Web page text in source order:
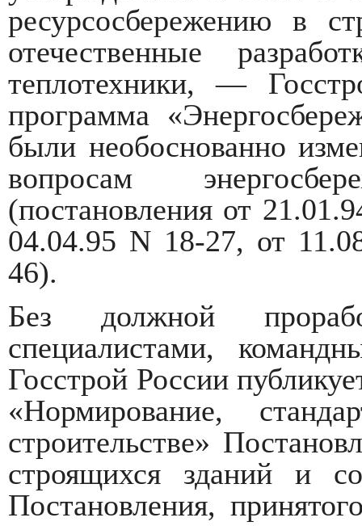
ресурсосбережению в
отечественные
теплотехники, —
программа
были необоснованно
вопросам
(постановления от
04.04.95 N 18-27, от
46).
Без должной
специалистами,
Госстрой России
«Нормирование,
строительстве»
строящихся зданий и
Постановления,